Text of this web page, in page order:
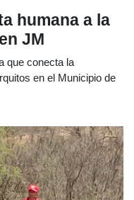
humana a la
JM
que conecta la
en el Municipio de